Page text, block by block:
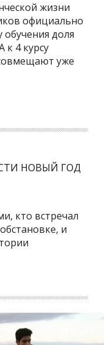
жизни
официально
доля
к 4 курсу
уже
НОВЫЙ ГОД
кто встречал
и